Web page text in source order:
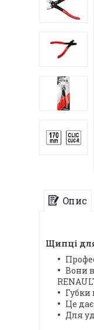
Опис
Щипці
Вони
Губки
Це
Для